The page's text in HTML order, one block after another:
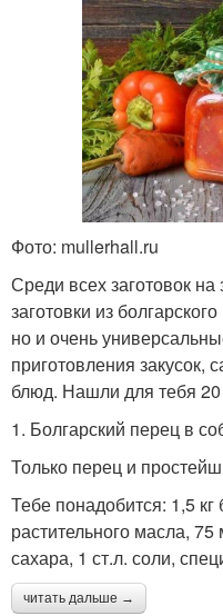
Фото: mullerhall.ru
Среди всех заготовок
заготовки из
но и очень
приготовления закусок,
блюд. Нашли для тебя
1. Болгарский перец в
Только перец и
Тебе понадобится: 1,5
растительного масла,
сахара, 1 ст.л. соли,
читать дальше →